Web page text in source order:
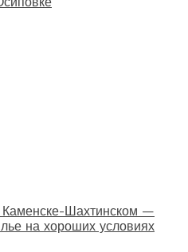
Шахтинском —
на хороших условиях